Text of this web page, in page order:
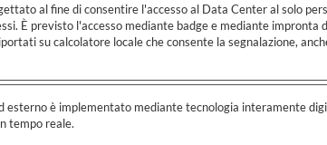
al fine di consentire l'accesso al Data Center al solo
È previsto l'accesso mediante badge e mediante impronta
su calcolatore locale che consente la segnalazione,
esterno è implementato mediante tecnologia interamente
tempo reale.